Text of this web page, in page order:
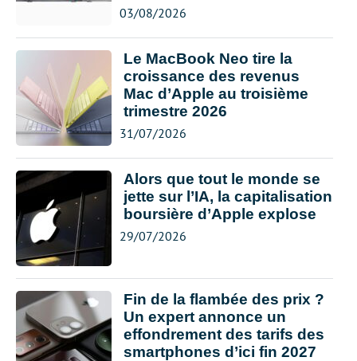
03/08/2026
Le MacBook Neo tire la
croissance des revenus
Mac d’Apple au troisième
trimestre 2026
31/07/2026
Alors que tout le monde se
jette sur l’IA, la capitalisation
boursière d’Apple explose
29/07/2026
Fin de la flambée des prix ?
Un expert annonce un
effondrement des tarifs des
smartphones d’ici fin 2027